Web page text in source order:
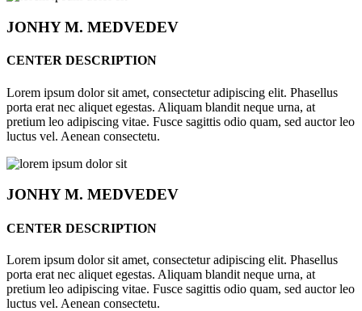
JONHYM. MEDVEDEV
CENTER DESCRIPTION
Lorem ipsum dolor sit amet, consectetur adipiscing elit. Phasellus
porta erat nec aliquet egestas. Aliquam blandit neque urna, at
pretium leo adipiscing vitae. Fusce sagittis odio quam, sed auctor leo
luctus vel. Aenean consectetu.
JONHYM. MEDVEDEV
CENTER DESCRIPTION
Lorem ipsum dolor sit amet, consectetur adipiscing elit. Phasellus
porta erat nec aliquet egestas. Aliquam blandit neque urna, at
pretium leo adipiscing vitae. Fusce sagittis odio quam, sed auctor leo
luctus vel. Aenean consectetu.